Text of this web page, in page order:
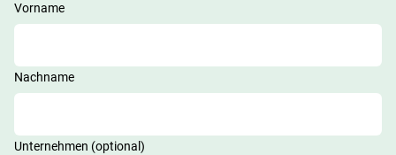
Vorname
Nachname
Unternehmen (optional)